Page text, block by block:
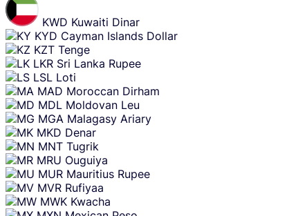
KWD Kuwaiti Dinar
KYD Cayman Islands Dollar
KZT Tenge
LKR Sri Lanka Rupee
LSL Loti
MAD Moroccan Dirham
MDL Moldovan Leu
MGA Malagasy Ariary
MKD Denar
MNT Tugrik
MRU Ouguiya
MUR Mauritius Rupee
MVR Rufiyaa
MWK Kwacha